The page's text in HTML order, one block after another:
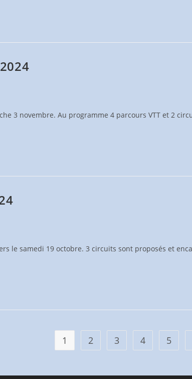
3 novembre. Au programme 4 parcours VTT et 2
le samedi 19 octobre. 3 circuits sont proposés et
1 2 3 4 5